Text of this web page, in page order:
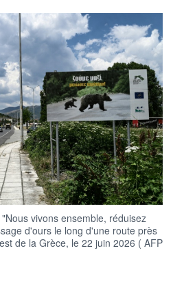
vivons ensemble, réduisez
d'ours le long d'une route près
de la Grèce, le 22 juin 2026 ( AFP